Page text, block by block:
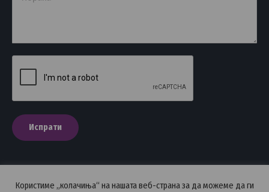
Испрати
Користиме „колачиња“ на нашата веб-страна за да можеме да ги